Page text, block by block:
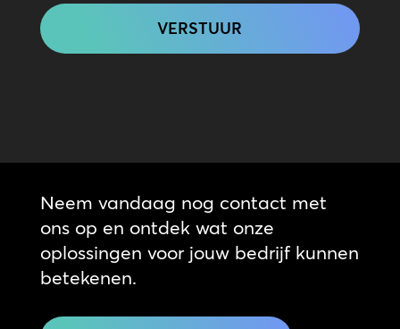
Neem vandaag nog contact met
ons op en ontdek wat onze
oplossingen voor jouw bedrijf kunnen
betekenen.